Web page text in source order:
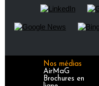
Nos médias
AirMaG
Brochures en